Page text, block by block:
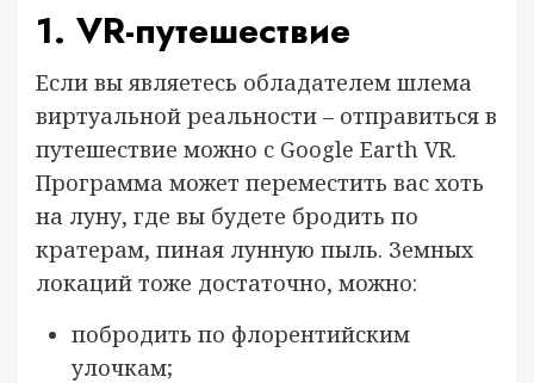
1. VR-путешествие
Если вы являетесь обладателем шлема
виртуальной реальности – отправиться в
путешествие можно с Google Earth VR.
Программа может переместить вас хоть
на луну, где вы будете бродить по
кратерам, пиная лунную пыль. Земных
локаций тоже достаточно, можно:
побродить по флорентийским
улочкам;